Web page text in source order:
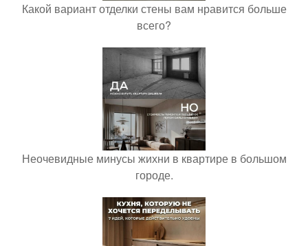
Какой вариант отделки стены вам нравится больше
всего?
Неочевидные минусы жихни в квартире в большом
городе.